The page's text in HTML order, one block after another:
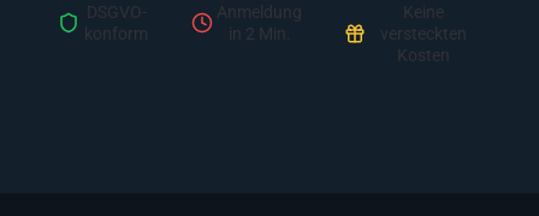
DSGVO-
konform
Anmeldung
in 2 Min.
Keine
versteckten
Kosten